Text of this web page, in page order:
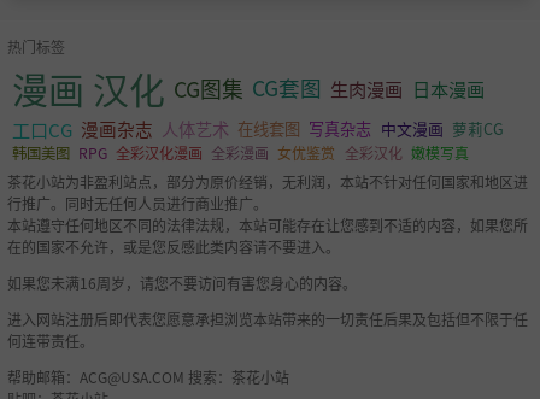
热门标签
漫画 汉化 CG图集 CG套图 生肉漫画 日本漫画
工口CG 漫画杂志 人体艺术 在线套图 写真杂志 中文漫画 萝莉CG
韩国美图 RPG 全彩汉化漫画 全彩漫画 女优鉴赏 全彩汉化 嫩模写真
茶花小站为非盈利站点，部分为原价经销，无利润，本站不针对任何国家和地区进
行推广。同时无任何人员进行商业推广。
本站遵守任何地区不同的法律法规，本站可能存在让您感到不适的内容，如果您所
在的国家不允许，或是您反感此类内容请不要进入。
如果您未满16周岁，请您不要访问有害您身心的内容。
进入网站注册后即代表您愿意承担浏览本站带来的一切责任后果及包括但不限于任
何连带责任。
帮助邮箱： ACG@USA.COM 搜索：茶花小站